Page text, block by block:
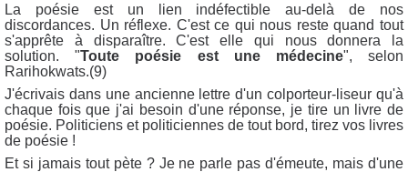
La poésie est un lien indéfectible au-delà de nos
discordances. Un réflexe. C'est ce qui nous reste quand tout
s'apprête à disparaître. C'est elle qui nous donnera la
solution. "Toute poésie est une médecine", selon
Rarihokwats.(9)
J'écrivais dans une ancienne lettre d'un colporteur-liseur qu'à
chaque fois que j'ai besoin d'une réponse, je tire un livre de
poésie. Politiciens et politiciennes de tout bord, tirez vos livres
de poésie !
Et si jamais tout pète ? Je ne parle pas d'émeute, mais d'une